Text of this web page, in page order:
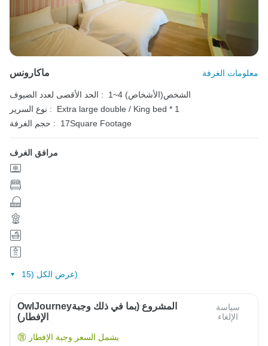
ماكارونس معلومات الغرفة
الحد الأقصى لعدد الضيوف :
1~4 الشخص(الأشخاص)
نوع السرير :
Extra large double / King bed * 1
حجم الغرفة :
17Square Footage
مرافق الغرف
عرض الكل (15)
OwlJourneyالمشروع (بما في ذلك وجبة
الإفطار)
سياسة
الإلغاء
يشمل السعر وجبة الإفطار